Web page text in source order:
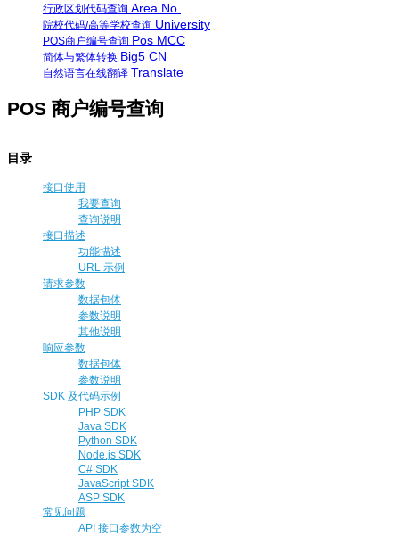
行政区划代码查询 Area No.
院校代码/高等学校查询 University
POS商户编号查询 Pos MCC
简体与繁体转换 Big5 CN
自然语言在线翻译 Translate
POS 商户编号查询
目录
接口使用
我要查询
查询说明
接口描述
功能描述
URL 示例
请求参数
数据包体
参数说明
其他说明
响应参数
数据包体
参数说明
SDK 及代码示例
PHP SDK
Java SDK
Python SDK
Node.js SDK
C# SDK
JavaScript SDK
ASP SDK
常见问题
API 接口参数为空